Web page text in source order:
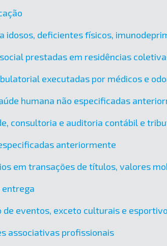
idosos, deficientes físicos,
prestadas em residências
executadas por médicos e
humana não especificadas
consultoria e auditoria contábil e
anteriormente
em transações de títulos, valores
entrega
de eventos, exceto culturais e
associativas profissionais